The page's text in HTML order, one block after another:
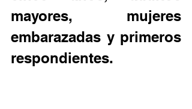
mayores, mujeres
embarazadas y primeros
respondientes.